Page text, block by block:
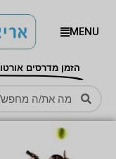
MENU
הזמן מדרסים